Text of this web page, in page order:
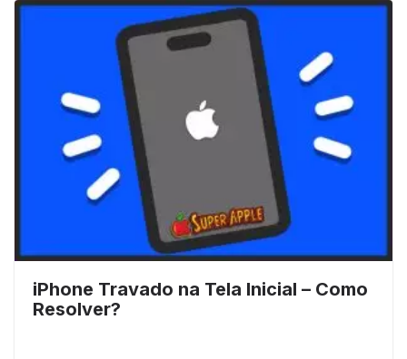
iPhone Travado na Tela Inicial – Como
Resolver?